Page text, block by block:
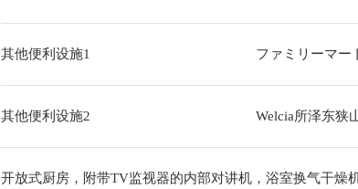
其他便利设施1 ファミリーマー
其他便利设施2 Welcia所泽东狭
开放式厨房，附带TV监视器的内部对讲机，浴室换气干燥